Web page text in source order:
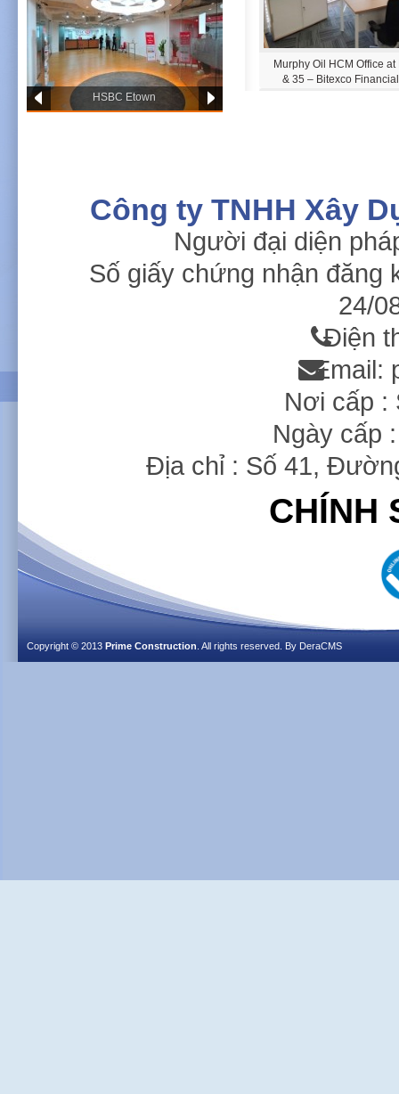
HSBC Etown
PWC OFFICE HCM
Murphy Oil HCM Office
& 35 – Bitexco
British Council Hanoi Singapore
Công ty TNHH Xây
Người đại diện
Số giấy chứng nhận đăng
24/
Điện
Email:
Nơi cấp :
Ngày cấp
Địa chỉ : Số 41,
CHÍNH
Copyright © 2013 Prime Construction . All rights reserved. By DeraCMS